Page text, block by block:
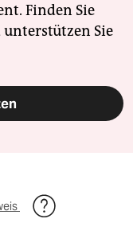
Finden Sie
unterstützen Sie